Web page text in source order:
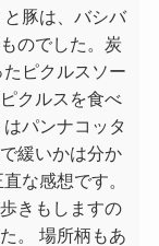
豚は、バシバ
のでした。炭
ピクルスソー
クルスを食べ
パンナコッタ
緩いかは分か
な感想です。
きもしますの
。 場所柄もあ